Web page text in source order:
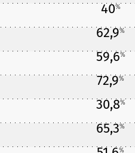
40%
62,9%
59,6%
72,9%
30,8%
65,3%
%